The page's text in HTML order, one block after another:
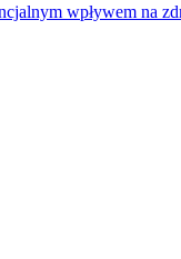
wpływem na